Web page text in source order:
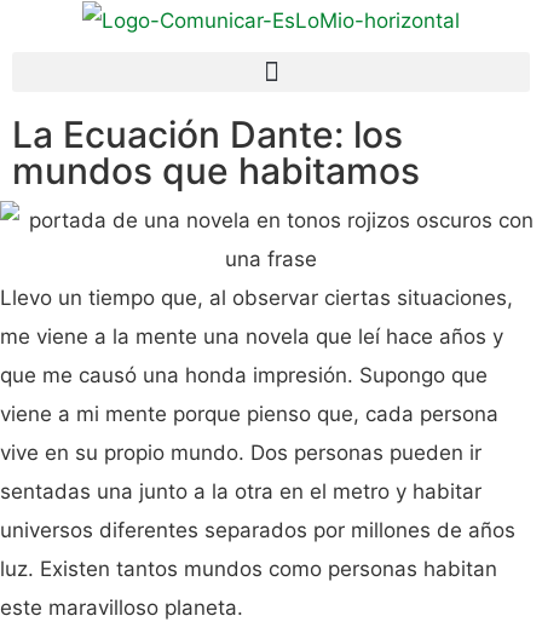
La Ecuación Dante: los
mundos que habitamos
Llevo un tiempo que, al observar ciertas situaciones,
me viene a la mente una novela que leí hace años y
que me causó una honda impresión. Supongo que
viene a mi mente porque pienso que, cada persona
vive en su propio mundo. Dos personas pueden ir
sentadas una junto a la otra en el metro y habitar
universos diferentes separados por millones de años
luz. Existen tantos mundos como personas habitan
este maravilloso planeta.